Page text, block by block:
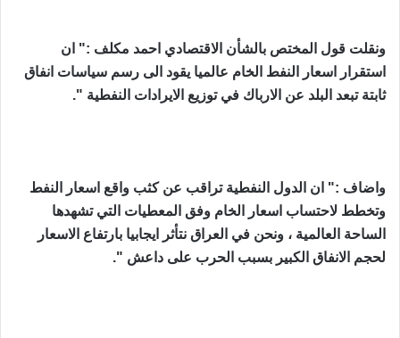
ونقلت قول المختص بالشأن الاقتصادي احمد مكلف :" ان
استقرار اسعار النفط الخام عالميا يقود الى رسم سياسات انفاق
ثابتة تبعد البلد عن الارباك في توزيع الايرادات النفطية ".
واضاف :" ان الدول النفطية تراقب عن كثب واقع اسعار النفط
وتخطط لاحتساب اسعار الخام وفق المعطيات التي تشهدها
الساحة العالمية ، ونحن في العراق نتأثر ايجابيا بارتفاع الاسعار
لحجم الانفاق الكبير بسبب الحرب على داعش ".